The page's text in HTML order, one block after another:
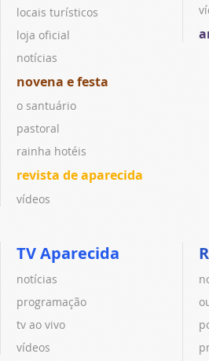
locais turísticos
loja oficial
notícias
novena e festa
o santuário
pastoral
rainha hotéis
revista de aparecida
vídeos
TV Aparecida
notícias
programação
tv ao vivo
vídeos